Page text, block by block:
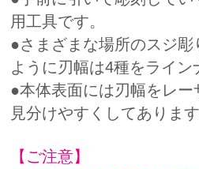
用工具です。
●さまざまな場所のスジ彫
ように刃幅は4種をライン
●本体表面には刃幅をレー
見分けやすくしてあります
【ご注意】